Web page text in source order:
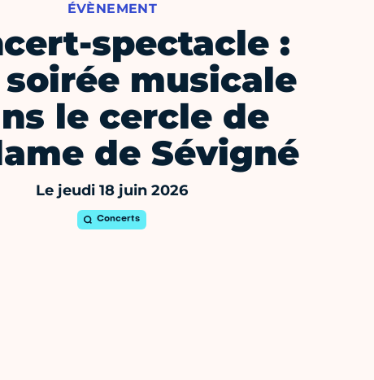
ÉVÈNEMENT
spectacle :
musicale
le cercle de
de Sévigné
Le jeudi 18 juin 2026
Concerts